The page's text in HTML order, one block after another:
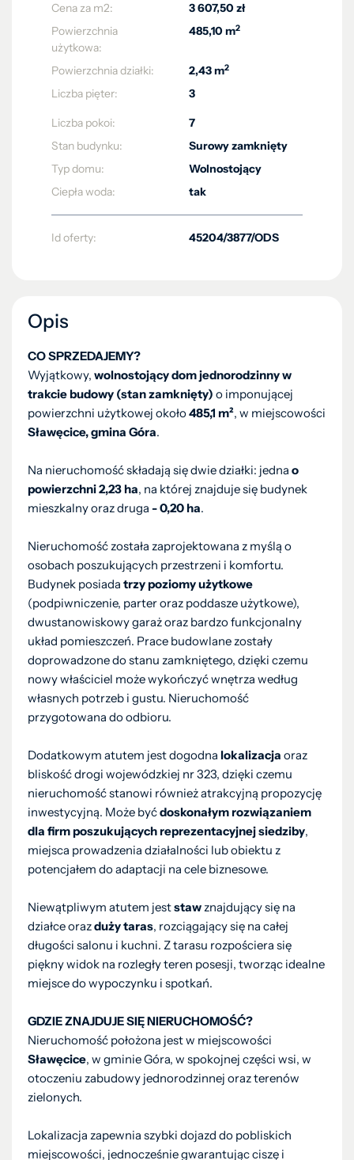
Cena za m2:
3 607,50 zł
Powierzchnia
użytkowa:
485,10 m2
Powierzchnia działki: 2,43 m2
Liczba pięter: 3
Liczba pokoi:
7
Stan budynku:
Surowy zamknięty
Typ domu:
Wolnostojący
Ciepła woda:
tak
Id oferty: 45204/3877/ODS
Opis
CO SPRZEDAJEMY?
Wyjątkowy, wolnostojący dom jednorodzinny w
trakcie budowy (stan zamknięty) o imponującej
powierzchni użytkowej około485,1 m², w miejscowości
Sławęcice, gmina Góra.
Na nieruchomość składają się dwie działki: jedna o
powierzchni 2,23 ha, na której znajduje się budynek
mieszkalny oraz druga - 0,20 ha.
Nieruchomość została zaprojektowana z myślą o
osobach poszukujących przestrzeni i komfortu.
Budynek posiada trzy poziomy użytkowe
(podpiwniczenie, parter oraz poddasze użytkowe),
dwustanowiskowy garaż oraz bardzo funkcjonalny
układ pomieszczeń. Prace budowlane zostały
doprowadzone do stanu zamkniętego, dzięki czemu
nowy właściciel może wykończyć wnętrza według
własnych potrzeb i gustu. Nieruchomość
przygotowana do odbioru.
Dodatkowym atutem jest dogodna lokalizacja oraz
bliskość drogi wojewódzkiej nr 323, dzięki czemu
nieruchomość stanowi również atrakcyjną propozycję
inwestycyjną. Może byćdoskonałym rozwiązaniem
dla firm poszukujących reprezentacyjnej siedziby,
miejsca prowadzenia działalności lub obiektu z
potencjałem do adaptacji na cele biznesowe.
Niewątpliwym atutem jeststawznajdujący się na
działce orazduży taras, rozciągający się na całej
długości salonu i kuchni. Z tarasu rozpościera się
piękny widok na rozległy teren posesji, tworząc idealne
miejsce do wypoczynku i spotkań.
GDZIE ZNAJDUJE SIĘ NIERUCHOMOŚĆ?
Nieruchomość położona jest w miejscowości
Sławęcice, w gminie Góra, w spokojnej części wsi, w
otoczeniu zabudowy jednorodzinnej oraz terenów
zielonych.
Lokalizacja zapewnia szybki dojazd do pobliskich
miejscowości, jednocześnie gwarantując ciszę i